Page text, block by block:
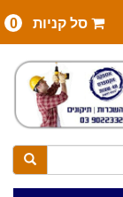
סל קניות 0